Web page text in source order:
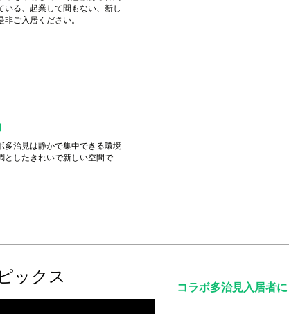
る、起業して間もない、新し
ご入居ください。
多治見は静かで集中できる環境
としたきれいで新しい空間で
ックス
コラボ多治見入居者